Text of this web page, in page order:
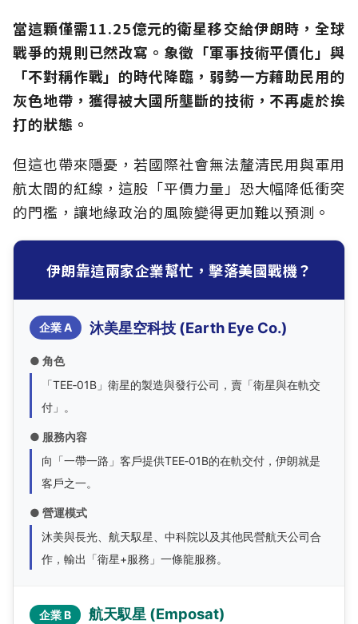
當這顆僅需11.25億元的衛星移交給伊朗時，全球
戰爭的規則已然改寫。象徵「軍事技術平價化」與
「不對稱作戰」的時代降臨，弱勢一方藉助民用的
灰色地帶，獲得被大國所壟斷的技術，不再處於挨
打的狀態。
但這也帶來隱憂，若國際社會無法釐清民用與軍用
航太間的紅線，這股「平價力量」恐大幅降低衝突
的門檻，讓地緣政治的風險變得更加難以預測。
伊朗靠這兩家企業幫忙，擊落美國戰機？
企業 A 沐美星空科技 (Earth Eye Co.)
● 角色
「TEE‑01B」衛星的製造與發行公司，賣「衛星與在軌交
付」。
● 服務內容
向「一帶一路」客戶提供TEE‑01B的在軌交付，伊朗就是
客戶之一。
● 營運模式
沐美與長光、航天馭星、中科院以及其他民營航天公司合
作，輸出「衛星+服務」一條龍服務。
企業 B 航天馭星 (Emposat)